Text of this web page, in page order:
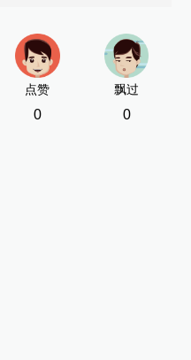
点赞
0
飘过
0